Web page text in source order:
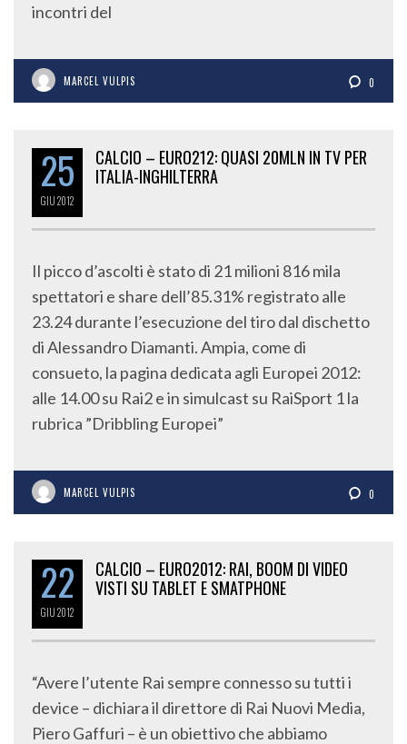
incontri del
MARCEL VULPIS 0
25
GIU2012
CALCIO – EURO212: QUASI 20MLN IN TV PER
ITALIA-INGHILTERRA
Il picco d’ascolti è stato di 21 milioni 816 mila
spettatori e share dell’85.31% registrato alle
23.24 durante l’esecuzione del tiro dal dischetto
di Alessandro Diamanti. Ampia, come di
consueto, la pagina dedicata agli Europei 2012:
alle 14.00 su Rai2 e in simulcast su RaiSport 1 la
rubrica ”Dribbling Europei”
MARCEL VULPIS 0
22
GIU2012
CALCIO – EURO2012: RAI, BOOM DI VIDEO
VISTI SU TABLET E SMATPHONE
“Avere l’utente Rai sempre connesso su tutti i
device – dichiara il direttore di Rai Nuovi Media,
Piero Gaffuri – è un obiettivo che abbiamo